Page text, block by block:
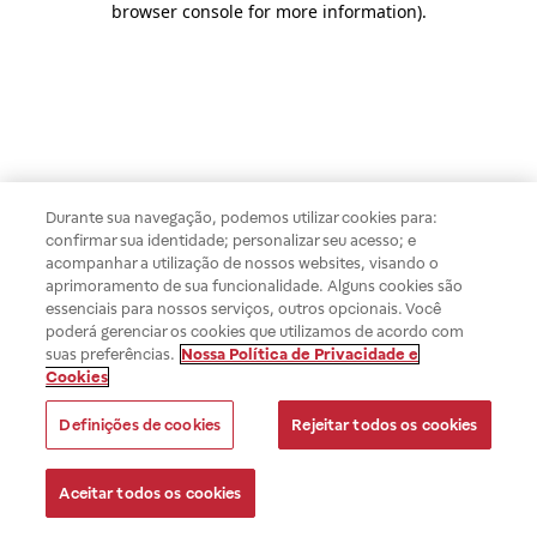
browser console for more information).
Durante sua navegação, podemos utilizar cookies para:
confirmar sua identidade; personalizar seu acesso; e
acompanhar a utilização de nossos websites, visando o
aprimoramento de sua funcionalidade. Alguns cookies são
essenciais para nossos serviços, outros opcionais. Você
poderá gerenciar os cookies que utilizamos de acordo com
suas preferências. Nossa Política de Privacidade e
Cookies
Definições de cookies Rejeitar todos os cookies
Aceitar todos os cookies